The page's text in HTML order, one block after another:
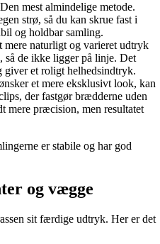
mest almindelige metode.
strø, så du kan skrue fast i
og holdbar samling.
mere naturligt og varieret udtryk
så de ikke ligger på linje. Det
giver et roligt helhedsindtryk.
et mere eksklusivt look, kan
der fastgør brædderne uden
mere præcision, men resultatet
er stabile og har god
og vægge
sit færdige udtryk. Her er det